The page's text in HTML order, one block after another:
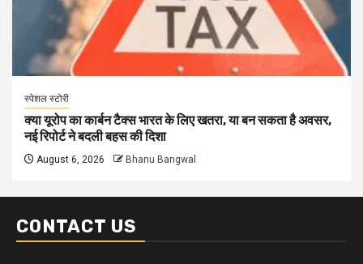
स्पेशल स्टोरी
क्या यूरोप का कार्बन टैक्स भारत के लिए खतरा, या बन सकता है अवसर,
नई रिपोर्ट ने बदली बहस की दिशा
August 6, 2026 Bhanu Bangwal
CONTACT US